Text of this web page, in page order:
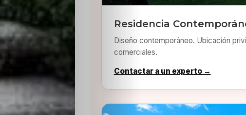
Residencia
Diseño contemporáneo. Ubicación
comerciales.
Contactar a un experto →